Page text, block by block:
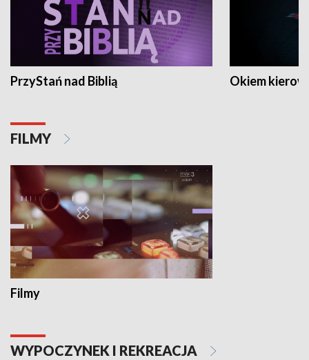
PrzyStań nad Biblią Okiem
FILMY
Filmy
WYPOCZYNEK I REKREACJA